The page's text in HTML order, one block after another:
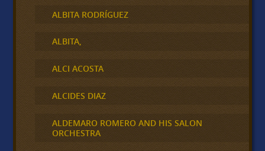
ALBITA RODRÍGUEZ
ALBITA,
ALCI ACOSTA
ALCIDES DIAZ
ALDEMARO ROMERO AND HIS SALON
ORCHESTRA